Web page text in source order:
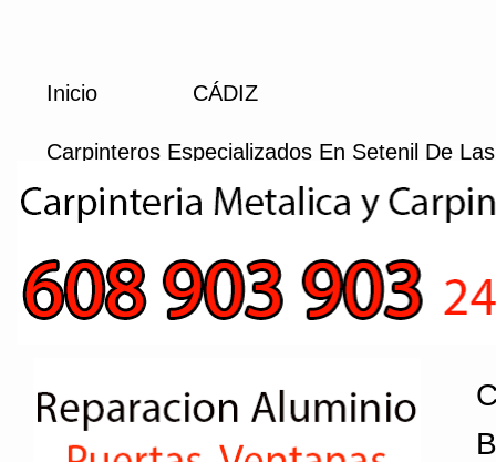
Inicio CÁDIZ
Carpinteros Especializados En Setenil De